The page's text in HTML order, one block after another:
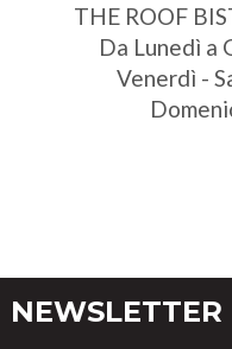
THE ROOF
Da Lunedì a
Venerdì -
NEWSLETTER